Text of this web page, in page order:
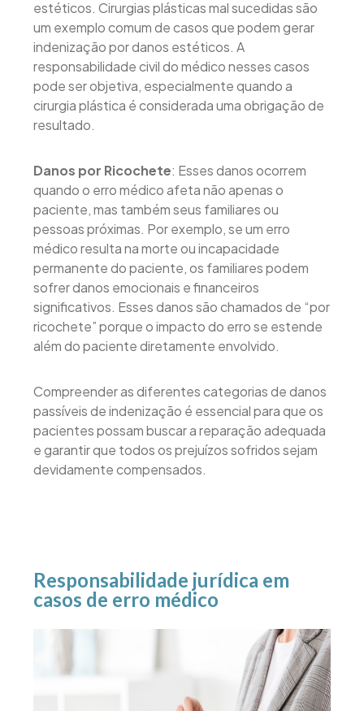
estéticos. Cirurgias plásticas mal sucedidas são
um exemplo comum de casos que podem gerar
indenização por danos estéticos. A
responsabilidade civil do médico nesses casos
pode ser objetiva, especialmente quando a
cirurgia plástica é considerada uma obrigação de
resultado.
Danos por Ricochete: Esses danos ocorrem
quando o erro médico afeta não apenas o
paciente, mas também seus familiares ou
pessoas próximas. Por exemplo, se um erro
médico resulta na morte ou incapacidade
permanente do paciente, os familiares podem
sofrer danos emocionais e financeiros
significativos. Esses danos são chamados de “por
ricochete” porque o impacto do erro se estende
além do paciente diretamente envolvido.
Compreender as diferentes categorias de danos
passíveis de indenização é essencial para que os
pacientes possam buscar a reparação adequada
e garantir que todos os prejuízos sofridos sejam
devidamente compensados.
Responsabilidade jurídica em
casos de erro médico